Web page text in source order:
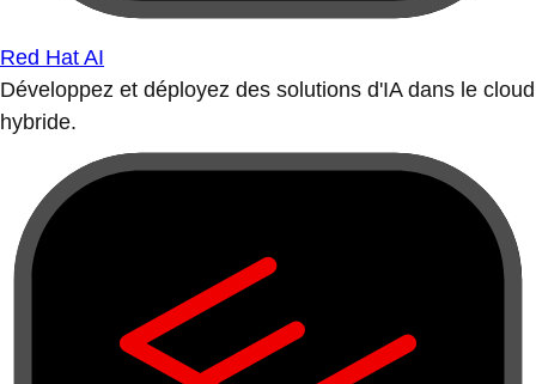
Red Hat AI
Développez et déployez des solutions d'IA dans le cloud
hybride.